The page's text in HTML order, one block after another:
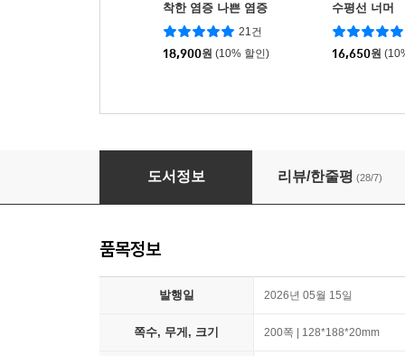
착한 염증 나쁜 염증
21건
18,900원 (10% 할인)
수평선 너머
16,650원
미루지 않는 뇌
도서정보 리뷰/한줄평 (28/7)
품목정보
발행일 2026년 05월 15일
쪽수, 무게, 크기 200쪽 | 128*188*20mm